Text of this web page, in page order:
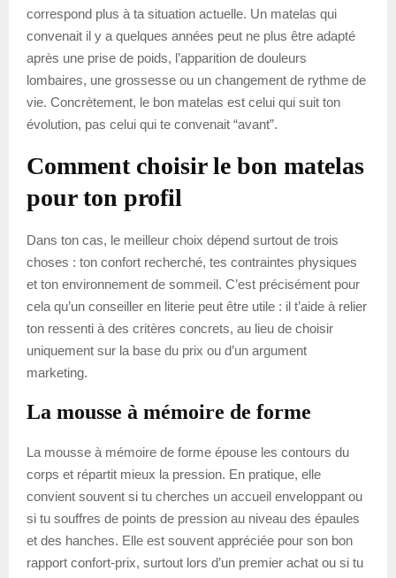
correspond plus à ta situation actuelle. Un matelas qui
convenait il y a quelques années peut ne plus être adapté
après une prise de poids, l’apparition de douleurs
lombaires, une grossesse ou un changement de rythme de
vie. Concrètement, le bon matelas est celui qui suit ton
évolution, pas celui qui te convenait “avant”.
Comment choisir le bon matelas
pour ton profil
Dans ton cas, le meilleur choix dépend surtout de trois
choses : ton confort recherché, tes contraintes physiques
et ton environnement de sommeil. C’est précisément pour
cela qu’un conseiller en literie peut être utile : il t’aide à relier
ton ressenti à des critères concrets, au lieu de choisir
uniquement sur la base du prix ou d’un argument
marketing.
La mousse à mémoire de forme
La mousse à mémoire de forme épouse les contours du
corps et répartit mieux la pression. En pratique, elle
convient souvent si tu cherches un accueil enveloppant ou
si tu souffres de points de pression au niveau des épaules
et des hanches. Elle est souvent appréciée pour son bon
rapport confort-prix, surtout lors d’un premier achat ou si tu